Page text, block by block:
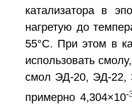
катализатора в
нагретую до
55°С. При этом в
использовать
смол ЭД-20, ЭД-22,
примерно 4,304×10-